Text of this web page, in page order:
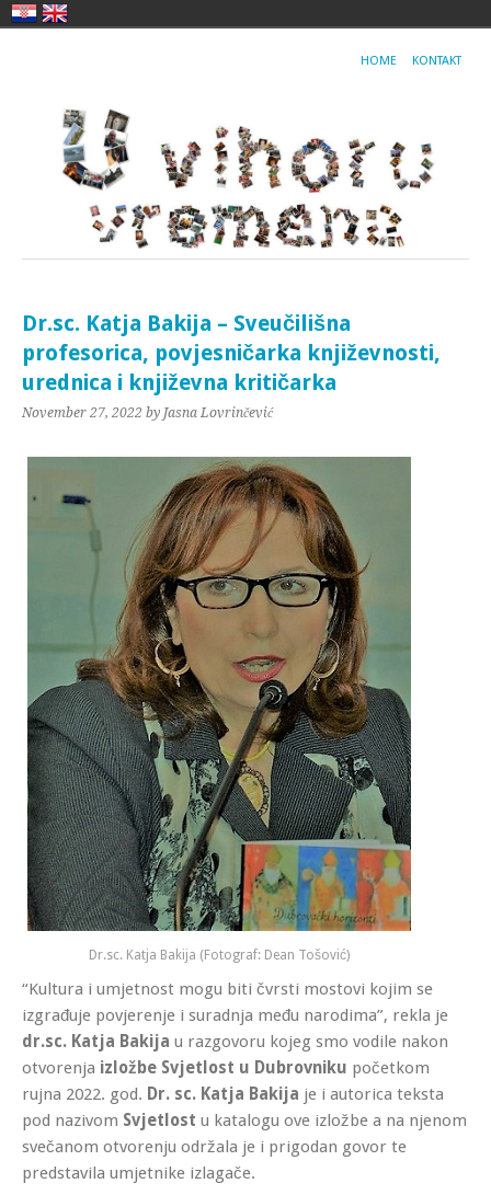
HOME KONTAKT
Dr.sc. Katja Bakija – Sveučilišna
profesorica, povjesničarka književnosti,
urednica i književna kritičarka
November 27, 2022 by Jasna Lovrinčević
Dr.sc. Katja Bakija (Fotograf: Dean Tošović)
“Kultura i umjetnost mogu biti čvrsti mostovi kojim se
izgrađuje povjerenje i suradnja među narodima”, rekla je
dr.sc. Katja Bakija u razgovoru kojeg smo vodile nakon
otvorenja izložbe Svjetlost u Dubrovniku početkom
rujna 2022. god. Dr. sc. Katja Bakija je i autorica teksta
pod nazivom Svjetlost u katalogu ove izložbe a na njenom
svečanom otvorenju održala je i prigodan govor te
predstavila umjetnike izlagače.